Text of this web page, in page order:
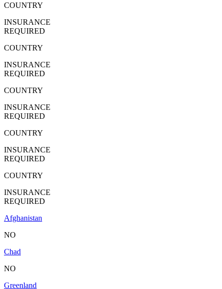
COUNTRY
INSURANCE
REQUIRED
COUNTRY
INSURANCE
REQUIRED
COUNTRY
INSURANCE
REQUIRED
COUNTRY
INSURANCE
REQUIRED
COUNTRY
INSURANCE
REQUIRED
Afghanistan
NO
Chad
NO
Greenland